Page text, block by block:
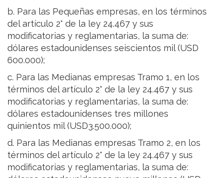
b. Para las Pequeñas empresas, en los términos
del artículo 2° de la ley 24.467 y sus
modificatorias y reglamentarias, la suma de:
dólares estadounidenses seiscientos mil (USD
600.000);
c. Para las Medianas empresas Tramo 1, en los
términos del artículo 2° de la ley 24.467 y sus
modificatorias y reglamentarias, la suma de:
dólares estadounidenses tres millones
quinientos mil (USD3.500.000);
d. Para las Medianas empresas Tramo 2, en los
términos del artículo 2° de la ley 24.467 y sus
modificatorias y reglamentarias, la suma de: